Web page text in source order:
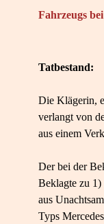
Fahrzeugs
Tatbestand:
Die Klägerin,
verlangt von
aus einem
Der bei der
Beklagte zu
aus
Typs